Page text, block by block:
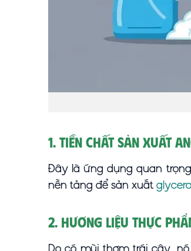
1. Tiền chất sản xuất
Đây là ứng dụng quan
nền tảng để sản xuất
2. Hương liệu thực